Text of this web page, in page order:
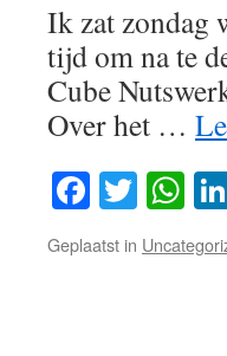
Ik zat zondag
tijd om na te
Cube
Over het …
Geplaatst in